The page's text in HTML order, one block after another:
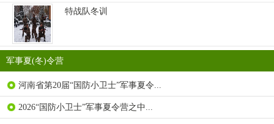
特战队冬训
军事夏(冬)令营
河南省第20届“国防小卫士”军事夏令...
2026“国防小卫士”军事夏令营之中...